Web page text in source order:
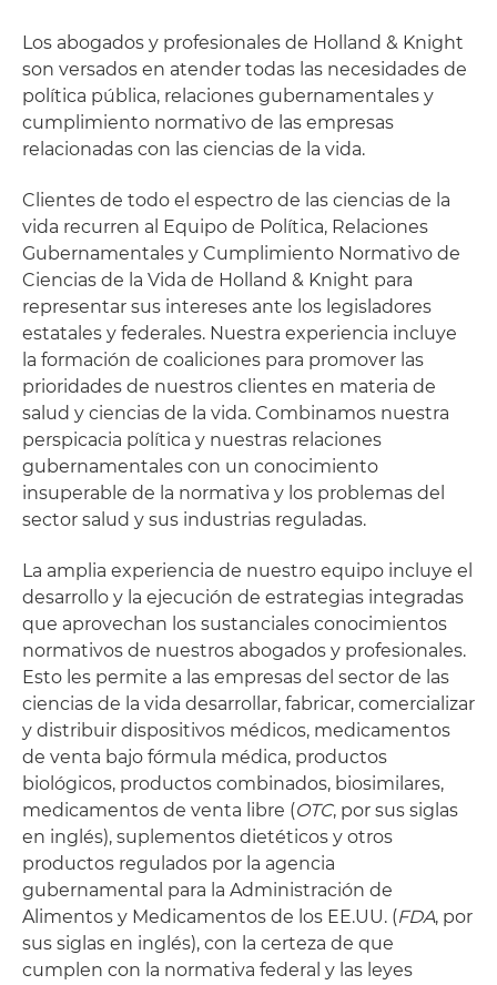
Los abogados y profesionales de Holland & Knight
son versados en atender todas las necesidades de
política pública, relaciones gubernamentales y
cumplimiento normativo de las empresas
relacionadas con las ciencias de la vida.
Clientes de todo el espectro de las ciencias de la
vida recurren al Equipo de Política, Relaciones
Gubernamentales y Cumplimiento Normativo de
Ciencias de la Vida de Holland & Knight para
representar sus intereses ante los legisladores
estatales y federales. Nuestra experiencia incluye
la formación de coaliciones para promover las
prioridades de nuestros clientes en materia de
salud y ciencias de la vida. Combinamos nuestra
perspicacia política y nuestras relaciones
gubernamentales con un conocimiento
insuperable de la normativa y los problemas del
sector salud y sus industrias reguladas.
La amplia experiencia de nuestro equipo incluye el
desarrollo y la ejecución de estrategias integradas
que aprovechan los sustanciales conocimientos
normativos de nuestros abogados y profesionales.
Esto les permite a las empresas del sector de las
ciencias de la vida desarrollar, fabricar, comercializar
y distribuir dispositivos médicos, medicamentos
de venta bajo fórmula médica, productos
biológicos, productos combinados, biosimilares,
medicamentos de venta libre (OTC, por sus siglas
en inglés), suplementos dietéticos y otros
productos regulados por la agencia
gubernamental para la Administración de
Alimentos y Medicamentos de los EE.UU. (FDA, por
sus siglas en inglés), con la certeza de que
cumplen con la normativa federal y las leyes